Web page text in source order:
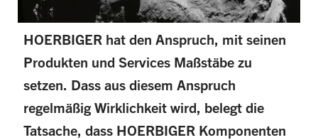
HOERBIGER hat den Anspruch, mit seinen
Produkten und Services Maßstäbe zu
setzen. Dass aus diesem Anspruch
regelmäßig Wirklichkeit wird, belegt die
Tatsache, dass HOERBIGER Komponenten